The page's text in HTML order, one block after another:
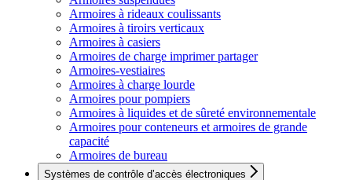
Armoires à rideaux coulissants
Armoires à tiroirs verticaux
Armoires à casiers
Armoires de charge imprimer partager
Armoires-vestiaires
Armoires à charge lourde
Armoires pour pompiers
Armoires à liquides et de sûreté environnementale
Armoires pour conteneurs et armoires de grande
capacité
Armoires de bureau
Systèmes de contrôle d’accès électroniques